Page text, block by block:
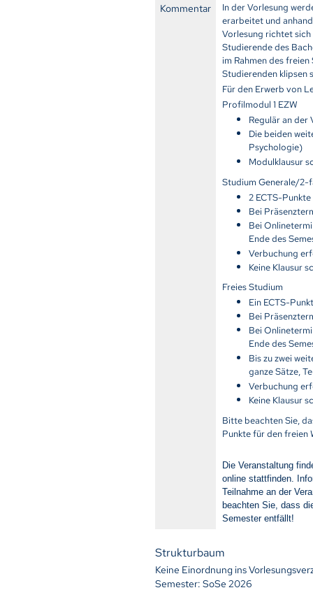
Kommentar
In der Vorlesung
erarbeitet und
Vorlesung richtet
Studierende des
im Rahmen des
Studierenden klipsen
Für den Erwerb von
Profilmodul 1 EZW
Regulär an der
Die beiden
Psychologie)
Modulklausur
Studium Generale/2-
2 ECTS-
Bei
Bei
Ende des
Verbuchung
Keine Klausur
Freies Studium
Ein ECTS-
Bei
Bei
Ende des
Bis zu zwei
ganze Sätze,
Verbuchung
Keine Klausur
Bitte beachten Sie,
Punkte für den freien
Die Veranstaltung
online stattfinden.
Teilnahme an der
beachten Sie, dass
Semester entfällt!
Strukturbaum
Keine Einordnung ins
Semester: SoSe 2026